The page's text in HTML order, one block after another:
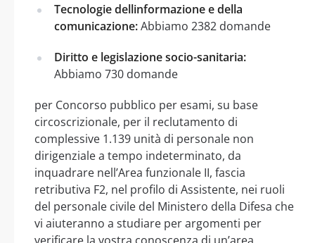
Tecnologie dellinformazione e della
comunicazione:Abbiamo 2382 domande
Diritto e legislazione socio-sanitaria:
Abbiamo 730 domande
per Concorso pubblico per esami, su base
circoscrizionale, per il reclutamento di
complessive 1.139 unità di personale non
dirigenziale a tempo indeterminato, da
inquadrare nell’Area funzionale II, fascia
retributiva F2, nel profilo di Assistente, nei ruoli
del personale civile del Ministero della Difesa che
vi aiuteranno a studiare per argomenti per